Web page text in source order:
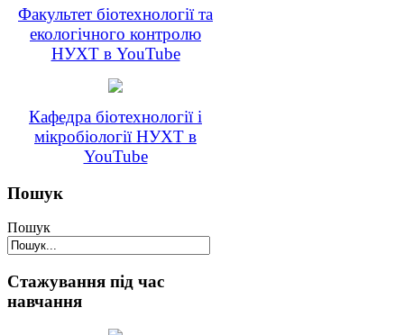
Факультет біотехнології та
екологічного контролю
НУХТ в YouTube
Кафедра біотехнології і
мікробіології НУХТ в
YouTube
Пошук
Пошук
Стажування під час
навчання